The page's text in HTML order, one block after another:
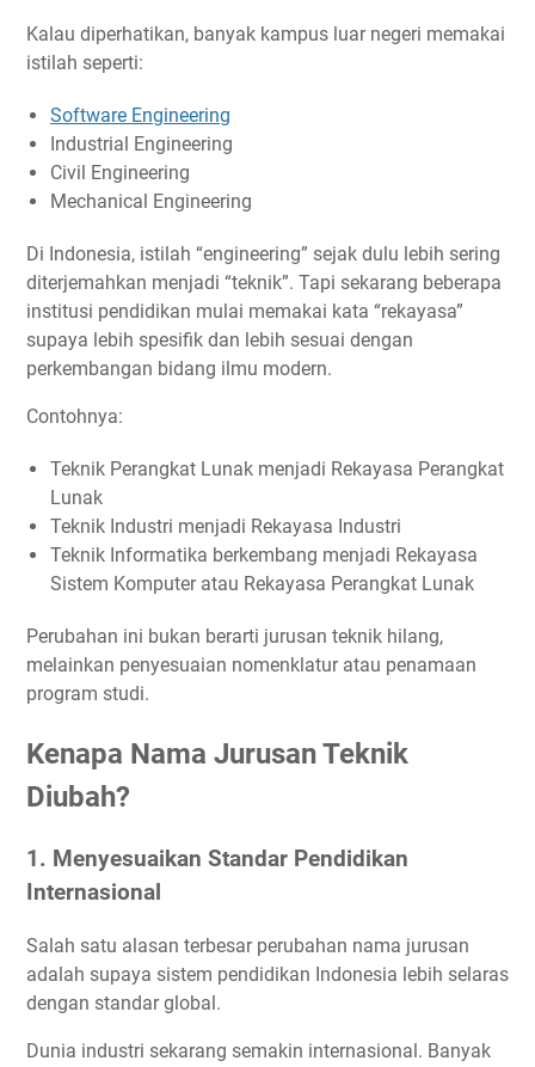
Kalau diperhatikan, banyak kampus luar negeri memakai
istilah seperti:
Software Engineering
Industrial Engineering
Civil Engineering
Mechanical Engineering
Di Indonesia, istilah “engineering” sejak dulu lebih sering
diterjemahkan menjadi “teknik”. Tapi sekarang beberapa
institusi pendidikan mulai memakai kata “rekayasa”
supaya lebih spesifik dan lebih sesuai dengan
perkembangan bidang ilmu modern.
Contohnya:
Teknik Perangkat Lunak menjadi Rekayasa Perangkat
Lunak
Teknik Industri menjadi Rekayasa Industri
Teknik Informatika berkembang menjadi Rekayasa
Sistem Komputer atau Rekayasa Perangkat Lunak
Perubahan ini bukan berarti jurusan teknik hilang,
melainkan penyesuaian nomenklatur atau penamaan
program studi.
Kenapa Nama Jurusan Teknik
Diubah?
1. Menyesuaikan Standar Pendidikan
Internasional
Salah satu alasan terbesar perubahan nama jurusan
adalah supaya sistem pendidikan Indonesia lebih selaras
dengan standar global.
Dunia industri sekarang semakin internasional. Banyak